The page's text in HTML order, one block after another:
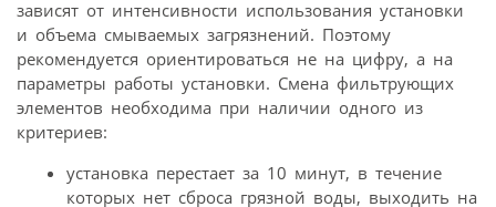
зависят от интенсивности использования установки
и объема смываемых загрязнений. Поэтому
рекомендуется ориентироваться не на цифру, а на
параметры работы установки. Смена фильтрующих
элементов необходима при наличии одного из
критериев:
установка перестает за 10 минут, в течение
которых нет сброса грязной воды, выходить на